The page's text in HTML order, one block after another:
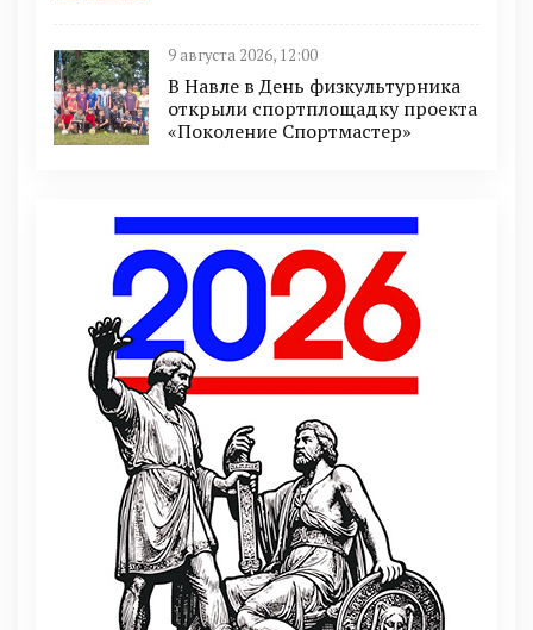
9 августа 2026, 12:00
В Навле в День физкультурника
открыли спортплощадку проекта
«Поколение Спортмастер»